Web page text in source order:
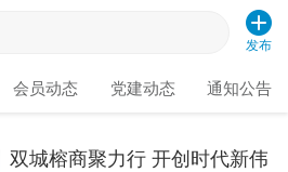
发布
会员动态 党建动态 通知公告
双城榕商聚力行 开创时代新伟